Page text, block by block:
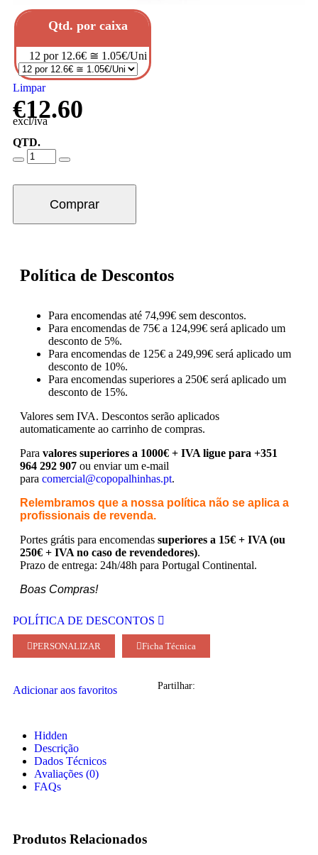
Qtd. por caixa
12 por 12.6€ ≅ 1.05€/Uni
Limpar
€12.60
excl/iva
QTD.
Comprar
Política de Descontos
Para encomendas até 74,99€ sem descontos.
Para encomendas de 75€ a 124,99€ será aplicado um
desconto de 5%.
Para encomendas de 125€ a 249,99€ será aplicado um
desconto de 10%.
Para encomendas superiores a 250€ será aplicado um
desconto de 15%.
Valores sem IVA. Descontos serão aplicados
automaticamente ao carrinho de compras.
Para valores superiores a 1000€ + IVA ligue para +351
964 292 907 ou enviar um e-mail
para comercial@copopalhinhas.pt.
Relembramos que a nossa política não se aplica a
profissionais de revenda.
Portes grátis para encomendas superiores a 15€ + IVA (ou
250€ + IVA no caso de revendedores).
Prazo de entrega: 24h/48h para Portugal Continental.
Boas Compras!
POLÍTICA DE DESCONTOS
PERSONALIZAR Ficha Técnica
Adicionar aos favoritos Partilhar:
Hidden
Descrição
Dados Técnicos
Avaliações (0)
FAQs
Produtos Relacionados